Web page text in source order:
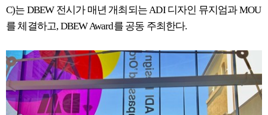
C)는 DBEW 전시가 매년 개최되는 ADI 디자인 뮤지엄과 MOU
를 체결하고, DBEW Award를 공동 주최한다.